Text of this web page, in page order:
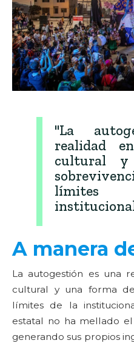
"La
realidad
cultural
A manera
La autogestión es una
cultural y una forma
límites de la
estatal no ha mellado
generando sus propios